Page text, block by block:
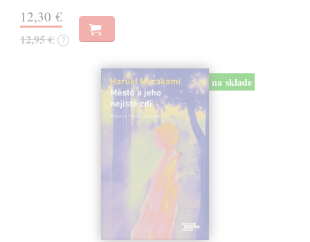
12,30 €
12,95 € ?
na sklade